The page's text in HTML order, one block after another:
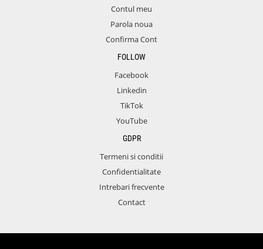
Contul meu
Parola noua
Confirma Cont
FOLLOW
Facebook
Linkedin
TikTok
YouTube
GDPR
Termeni si conditii
Confidentialitate
Intrebari frecvente
Contact